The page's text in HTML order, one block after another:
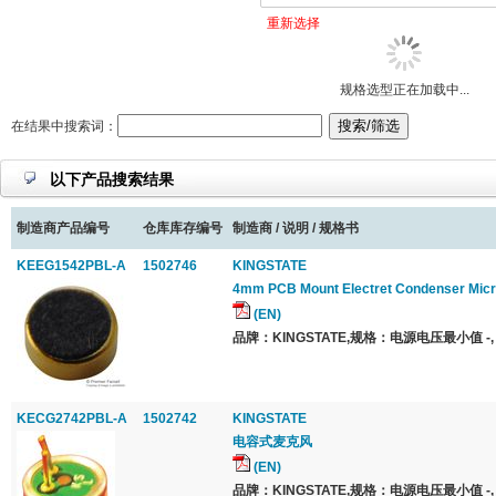
重新选择
规格选型正在加载中...
在结果中搜索词：
以下产品搜索结果
制造商产品编号 仓库库存编号 制造商 / 说明 / 规格书
KEEG1542PBL-A 1502746
KINGSTATE
4mm PCB Mount Electret Condenser
(EN)
品牌：KINGSTATE,规格：电源电压最小值 -,
KECG2742PBL-A 1502742
KINGSTATE
电容式麦克风
(EN)
品牌：KINGSTATE,规格：电源电压最小值 -,